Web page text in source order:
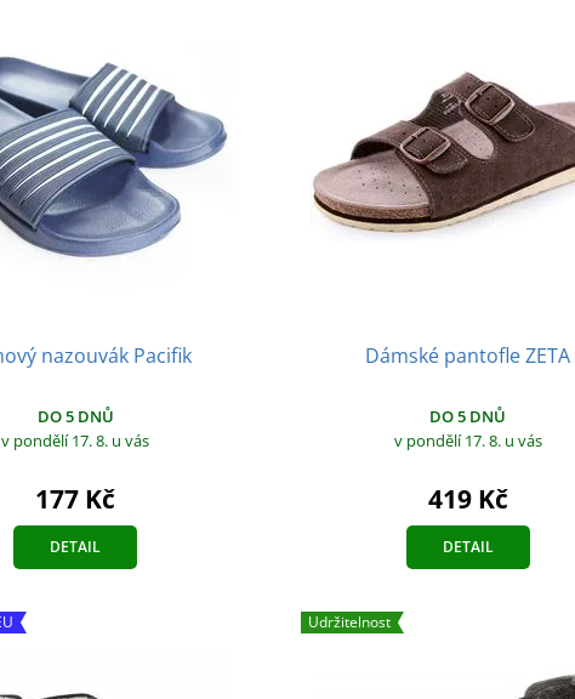
nazouvák Pacifik
DO 5 DNŮ
v pondělí 17. 8. u vás
177 Kč
DETAIL
Dámské pantofle ZETA
DO 5 DNŮ
v pondělí 17. 8. u vás
419 Kč
DETAIL
Udržitelnost